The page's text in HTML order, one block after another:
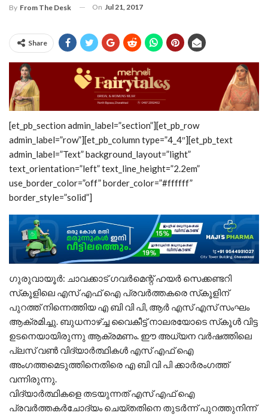
By From The Desk On Jul 21, 2017
Share
[et_pb_section admin_label=”section”][et_pb_row
admin_label=”row”][et_pb_column type=”4_4″][et_pb_text
admin_label=”Text” background_layout=”light”
text_orientation=”left” text_line_height=”2.2em”
use_border_color=”off” border_color=”#ffffff”
border_style=”solid”]
ഗുരുവായൂര്‍: ചാവക്കാട് ഗവര്‍മെന്റ് ഹയര്‍ സെക്കണ്ടറി
സ്‌കൂളിലെ എസ് എഫ് ഐ പ്രവര്‍ത്തകരെ സ്‌കൂളിന്
പുറത്ത് നിന്നെത്തിയ എ ബി വി പി, ആര്‍ എസ് എസ് സംഘം
ആക്രമിച്ചു. ബുധനാഴ്ച്ച വൈകീട്ട് നാലരയോടെ സ്‌കൂള്‍ വിട്ട
ഉടനെയായിരുന്നു ആക്രമണം. ഈ അധ്യന വര്‍ഷത്തിലെ
പ്ലസ് വണ്‍ വിദ്യാര്‍ത്ഥികള്‍ എസ് എഫ് ഐ
അംഗത്തമെടുത്തിനെതിരെ എ ബി വി പി ക്കാര്‍രംഗത്ത്
വന്നിരുന്നു.
വിദ്യാര്‍ത്ഥികളെ തടയുന്നത് എസ് എഫ് ഐ
പ്രവര്‍ത്തകര്‍ചോദ്യം ചെയ്തതിനെ തുടര്‍ന്ന് പുറത്തുനിന്ന്